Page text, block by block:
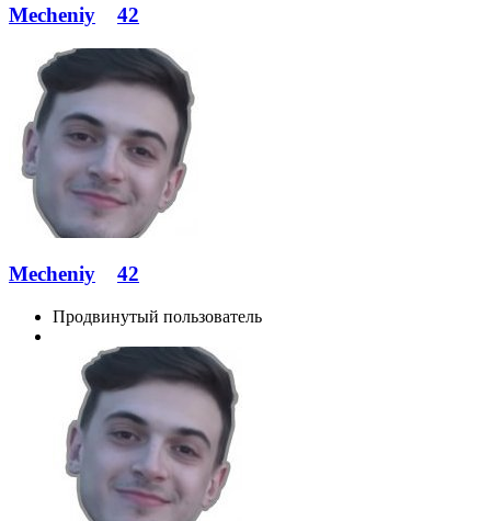
Mecheniy 42
Mecheniy 42
Продвинутый пользователь